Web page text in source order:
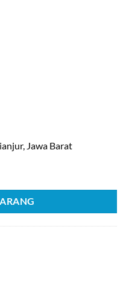
Jawa Barat